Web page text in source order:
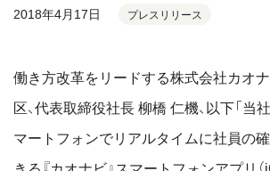
2018年4月17日 プレスリリース
働き⽅改⾰をリードする株式会社カオ
区、代表取締役社⻑ 柳橋 仁機、以下「当社
マートフォンでリアルタイムに社員の